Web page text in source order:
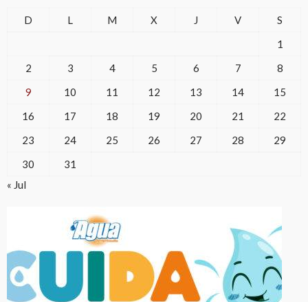
D L M X J V
S
1
2
3 4 5 6 7
8
9
10 11 12 13 14
15
16
17 18 19 20 21
22
23
24 25 26 27 28
29
30
31
« Jul